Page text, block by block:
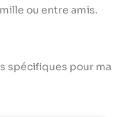
ou entre amis.
spécifiques pour ma